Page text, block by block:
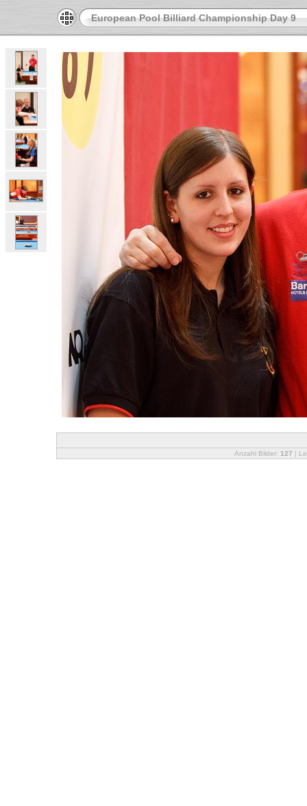
European Pool Billiard Championship Day 9
Anzahl Bilder: 127 |